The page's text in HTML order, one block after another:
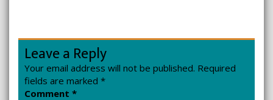
Leave a Reply
Your email address will not be published. Required
fields are marked *
Comment *